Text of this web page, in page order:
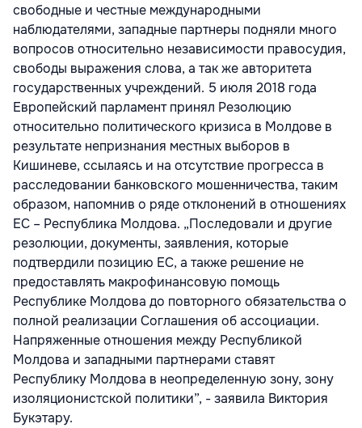
свободные и честные международными
наблюдателями, западные партнеры подняли много
вопросов относительно независимости правосудия,
свободы выражения слова, а так же авторитета
государственных учреждений. 5 июля 2018 года
Европейский парламент принял Резолюцию
относительно политического кризиса в Молдове в
результате непризнания местных выборов в
Кишиневе, ссылаясь и на отсутствие прогресса в
расследовании банковского мошенничества, таким
образом, напомнив о ряде отклонений в отношениях
ЕС – Республика Молдова. „Последовали и другие
резолюции, документы, заявления, которые
подтвердили позицию ЕС, а также решение не
предоставлять макрофинансовую помощь
Республике Молдова до повторного обязательства о
полной реализации Соглашения об ассоциации.
Напряженные отношения между Республикой
Молдова и западными партнерами ставят
Республику Молдова в неопределенную зону, зону
изоляционистской политики”, - заявила Виктория
Букэтару.